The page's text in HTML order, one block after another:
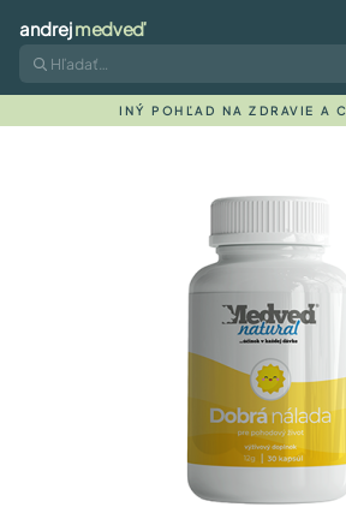
andrejmedveď
INÝ POHĽAD NA ZDRAVIE A